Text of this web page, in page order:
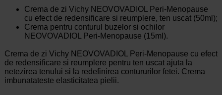
Crema de zi Vichy NEOVOVADIOL Peri-Menopause
cu efect de redensificare si reumplere, ten uscat (50ml);
Crema pentru conturul buzelor si ochilor
NEOVOVADIOL Peri-Menopause (15ml).
Crema de zi Vichy NEOVOVADIOL Peri-Menopause cu efect
de redensificare si reumplere pentru ten uscat ajuta la
netezirea tenului si la redefinirea contururilor fetei. Crema
imbunatateste elasticitatea pielii.